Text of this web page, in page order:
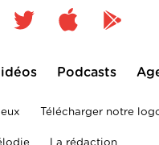
Podcasts
Télécharger notre
La rédaction